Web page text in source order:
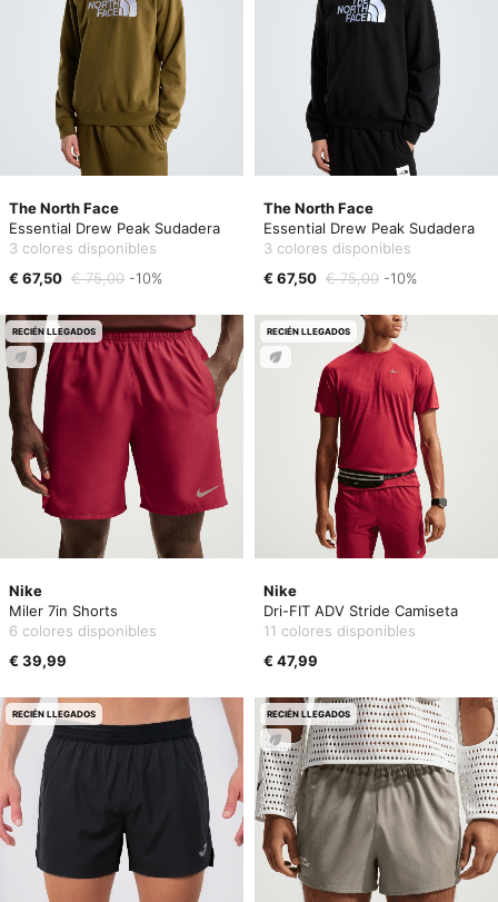
The North Face
Essential Drew Peak Sudadera
3 colores disponibles
€ 67,50 € 75,00 -10%
The North Face
Essential Drew Peak Sudadera
3 colores disponibles
€ 67,50 € 75,00 -10%
Nike
Miler 7in Shorts
6 colores disponibles
€ 39,99
RECIÉN LLEGADOS
Nike
Dri-FIT ADV Stride Camiseta
11 colores disponibles
€ 47,99
RECIÉN LLEGADOS
RECIÉN LLEGADOS RECIÉN LLEGADOS